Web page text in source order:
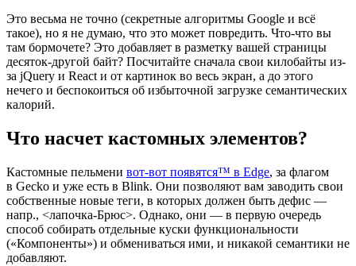
Это весьма не точно (секретные алгоритмы Google и всё
такое), но я не думаю, что это может повредить. Что-что вы
там бормочете? Это добавляет в разметку вашей страницы
десяток-другой байт? Посчитайте сначала свои килобайты из-
за jQuery и React и от картинок во весь экран, а до этого
нечего и беспокоиться об избыточной загрузке семантических
калорий.
Что насчет кастомных элементов?
Кастомные пельмени вот-вот появятся™ в Edge, за флагом
в Gecko и уже есть в Blink. Они позволяют вам заводить свои
собственные новые теги, в которых должен быть дефис —
напр., <лапочка-Брюс>. Однако, они — в первую очередь
способ собирать отдельные куски функциональности
(«Компоненты») и обмениваться ими, и никакой семантики не
добавляют.